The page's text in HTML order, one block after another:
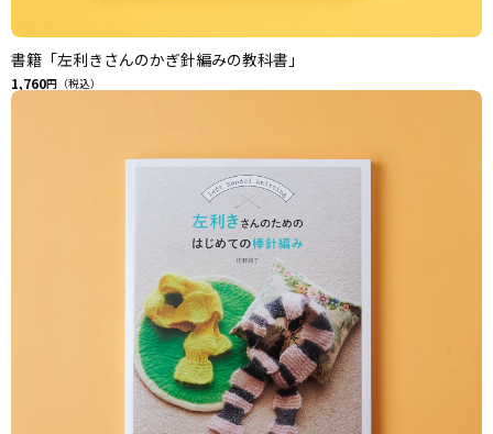
書籍「左利きさんのかぎ針編みの教科書」
1,760円（税込）